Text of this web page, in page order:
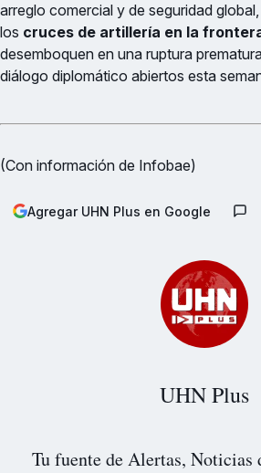
arreglo comercial y de seguridad
los cruces de artillería en la
desemboquen en una ruptura
diálogo diplomático abiertos esta
(Con información de Infobae)
Agregar UHN Plus en Google
UHN Plus
Tu fuente de Alertas, Noticias